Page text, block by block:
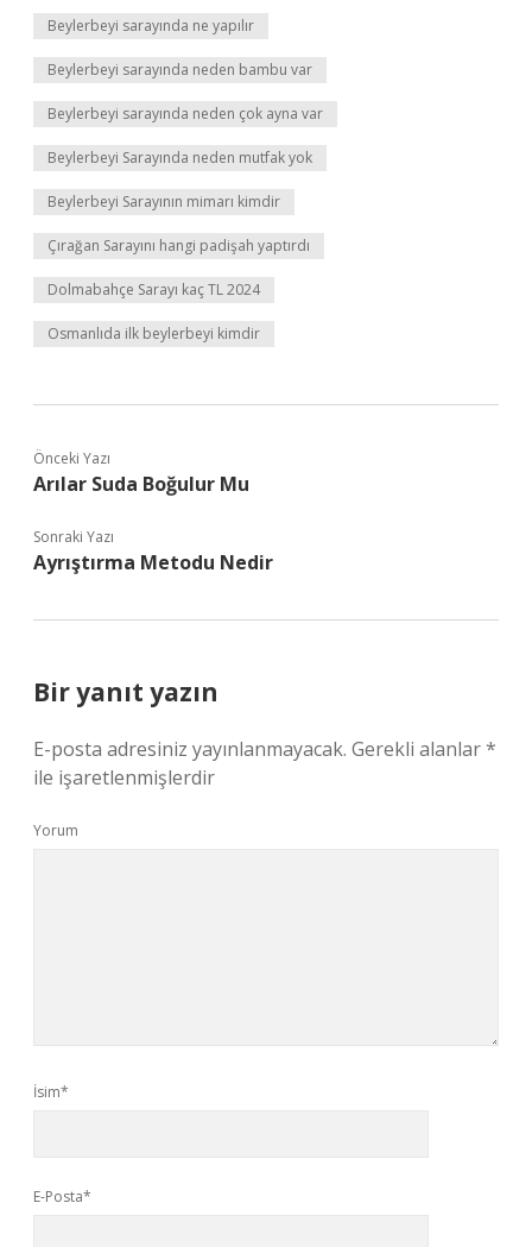
Beylerbeyi sarayında ne yapılır
Beylerbeyi sarayında neden bambu var
Beylerbeyi sarayında neden çok ayna var
Beylerbeyi Sarayında neden mutfak yok
Beylerbeyi Sarayının mimarı kimdir
Çırağan Sarayını hangi padişah yaptırdı
Dolmabahçe Sarayı kaç TL 2024
Osmanlıda ilk beylerbeyi kimdir
Önceki Yazı
Arılar Suda Boğulur Mu
Sonraki Yazı
Ayrıştırma Metodu Nedir
Bir yanıt yazın
E-posta adresiniz yayınlanmayacak. Gerekli alanlar*
ile işaretlenmişlerdir
Yorum
İsim*
E-Posta*